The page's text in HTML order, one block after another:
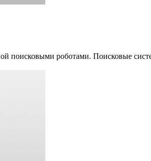
поисковыми роботами. Поисковые